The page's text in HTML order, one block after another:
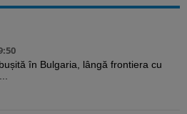
în Bulgaria, lângă frontiera cu